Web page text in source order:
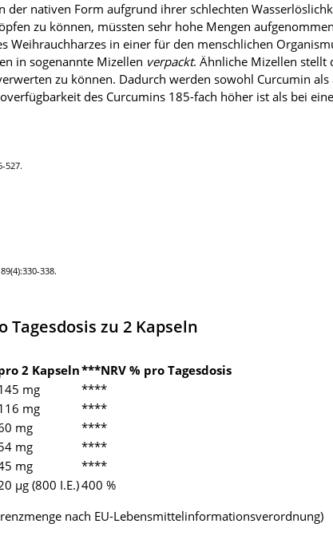
der nativen Form aufgrund ihrer schlechten
zu können, müssten sehr hohe Mengen
Weihrauchharzes in einer für den menschlichen
in sogenannte Mizellen verpackt. Ähnliche Mizellen stellt
zu können. Dadurch werden sowohl Curcumin
des Curcumins 185-fach höher ist als bei
527.
338.
zu 2 Kapseln
2 Kapseln***NRV % pro Tagesdosis
mg
****
mg
****
mg
****
mg
****
mg
****
µg (800 I.E.)400 %
nach EU-Lebensmittelinformationsverordnung)